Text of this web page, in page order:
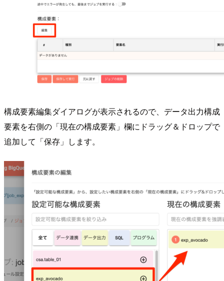
構成要素編集ダイアログが表示されるので、データ出力構成
要素を右側の「現在の構成要素」欄にドラッグ＆ドロップで
追加して「保存」します。